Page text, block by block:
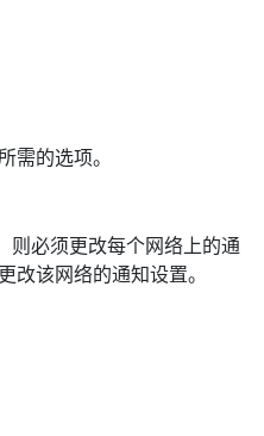
需的选项。
则必须更改每个网络上的通
改该网络的通知设置。